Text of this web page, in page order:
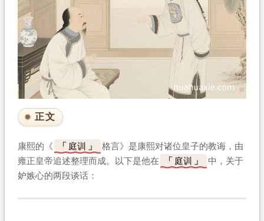
正文
康熙的《 庭训
格言》是康熙对诸位皇子的教诲，由
雍正皇帝追述整理而成。以下是他在
庭训
中，关于
妒嫉心的两段谈话：